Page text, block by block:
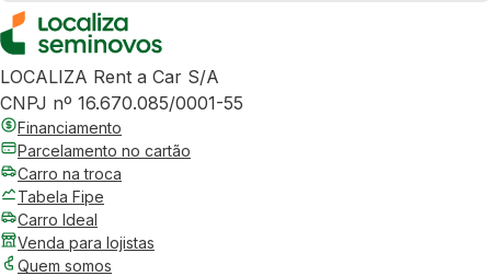
LOCALIZA Rent a Car S/A
CNPJ nº 16.670.085/0001-55
Financiamento
Parcelamento no cartão
Carro na troca
Tabela Fipe
Carro Ideal
Venda para lojistas
Quem somos